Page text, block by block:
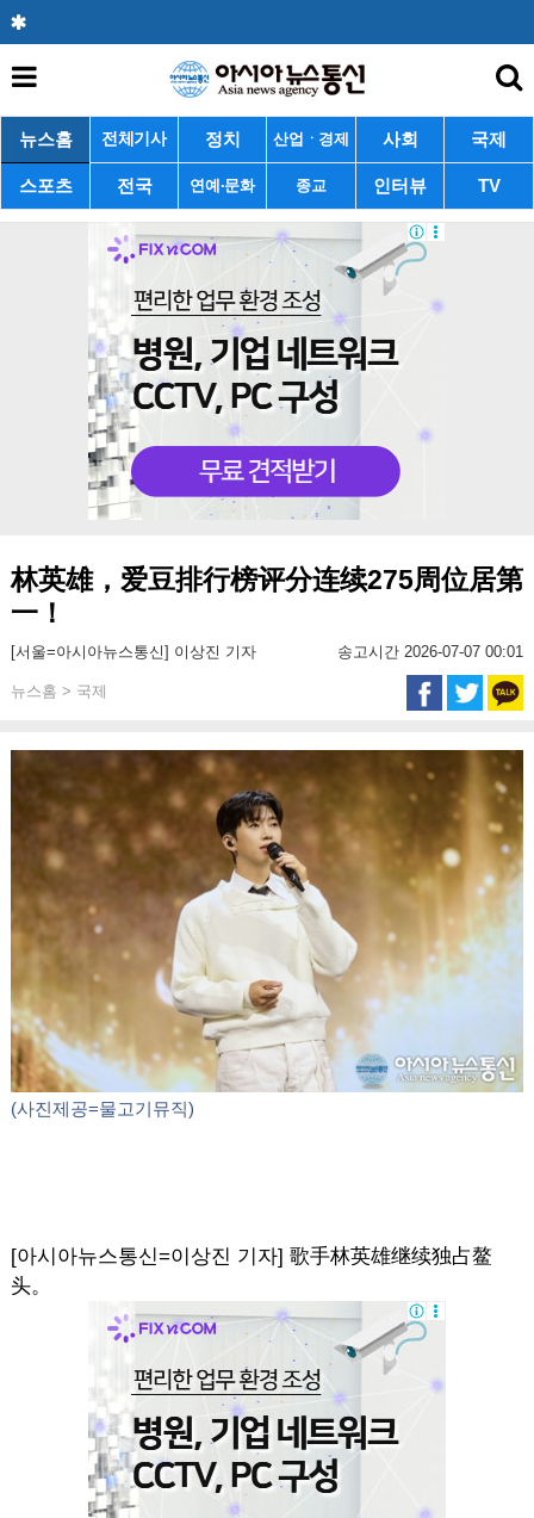
뉴스홈 전체기사 정치 산업ㆍ경제 사회 국제
스포츠 전국 연예·문화 종교 인터뷰 TV
林英雄，爱豆排行榜评分连续275周位居第
一！
[서울=아시아뉴스통신] 이상진 기자 송고시간 2026-07-07 00:01
뉴스홈 > 국제
(사진제공=물고기뮤직)
[아시아뉴스통신=이상진 기자] 歌手林英雄继续独占鳌
头。